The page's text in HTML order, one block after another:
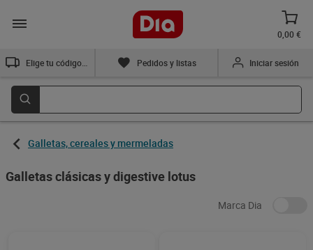
0,00 €
Pedidos y listas Iniciar sesión
Galletas, cereales y mermeladas
Galletas clásicas y digestive lotus
Marca Dia